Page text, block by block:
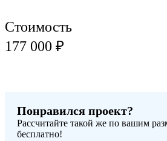
Стоимость
177 000 ₽
Понравился проект?
Рассчитайте такой же по вашим
бесплатно!